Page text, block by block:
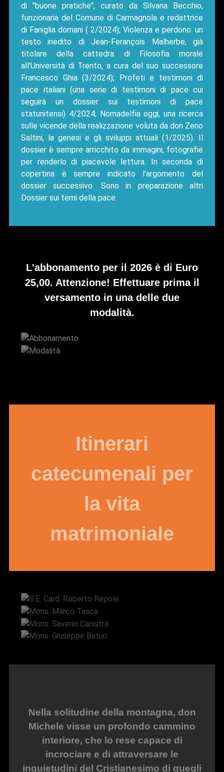
di "buone pratiche", curato da Silvana Becchio,
funzionaria del Comune di Carmagnola e redattrice
di Faniglia domani ( 2/2024); Violenza e perdono: un
testo inedito di Jean-Ferançois Malherbe, già
titolare della cattedra di Filosofia morale
all'Università di Trento, a cura del suo successore
Francesco Ghia (3/2024); Profeti e testimoni di
pace italiani (una serie di testimoni di pace cui
seguirà un dossier sui testimoni di pace
statunitensi) 4/2024; Nomadelfia oggi, una ricerca
sulle vicende della realizzazione voluta da don Zeno
Saltini, la genesi e gli sviluppi attuali (1/2025). Il
dossier è sempre arricchito da immagini, fotografie
per renderlo di piacevole lettura. In seconda di
copertina è sempre indicato l'argomento del
dossier successivo. Sono in preparazione altri
Dossier sui temi della pace.
L'abbonamento per il 2026 è di Euro
25,00. Attenzione! Effettuare prima il
versamento in una delle due
modalità.
Itinerari
catecumenali per
la vita
matrimoniale
Mons. Marco Tasca
Mons. Saverio Canistrà
Mons. Giuseppe Baturi
Nella solitudine della montagna, don
Michele visse un profondo cammino
interiore, che lo rese capace di
incrociare e di attraversare le
inquietudini del Cristianesimo di quegli